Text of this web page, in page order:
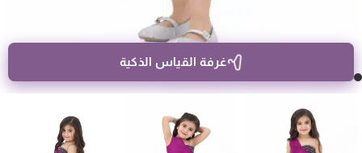
غرفة القياس الذكية